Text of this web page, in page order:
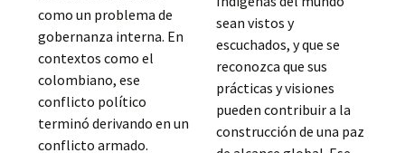
como un problema de
gobernanza interna. En
contextos como el
colombiano, ese
conflicto político
terminó derivando en un
conflicto armado.
sean vistos y
escuchados, y que se
reconozca que sus
prácticas y visiones
pueden contribuir a la
construcción de una paz